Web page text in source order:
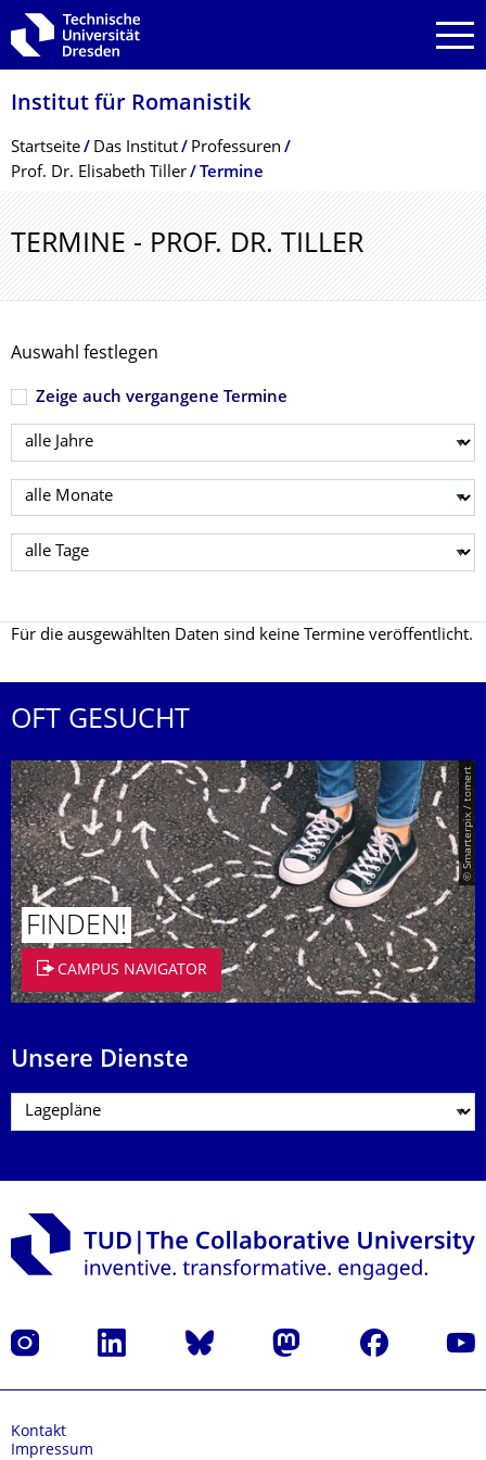
Zur Hauptnavigation springen
Zur Suche springen
Zum Inhalt springen
Institut für Romanistik
Breadcrumb-Menü
Startseite Das Institut
Professuren
Prof. Dr. Elisabeth Tiller
Termine
TERMINE - PROF. DR. TILLER
Auswahl festlegen
Zeige auch vergangene Termine
Jahr wählen
Monat wählen
Tag wählen
Für die ausgewählten Daten sind keine Termine veröffentlicht.
OFT GESUCHT
© Smarterpix / tomert
FINDEN!
CAMPUS NAVIGATOR
Unsere Dienste
Instagram LinkedIn Bluesky Mastodon Facebook
Kontakt
Impressum